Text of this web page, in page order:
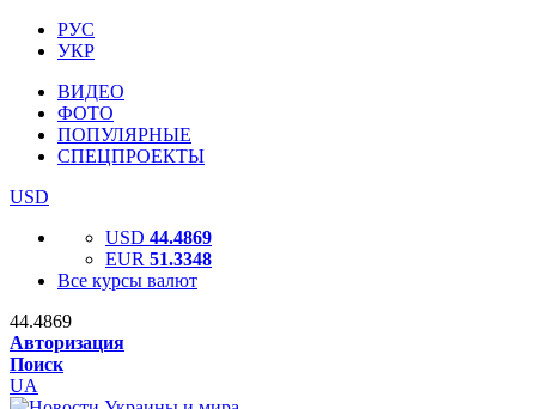
РУС
УКР
ВИДЕО
ФОТО
ПОПУЛЯРНЫЕ
СПЕЦПРОЕКТЫ
USD
USD 44.4869
EUR 51.3348
Все курсы валют
44.4869
Авторизация
Поиск
UA